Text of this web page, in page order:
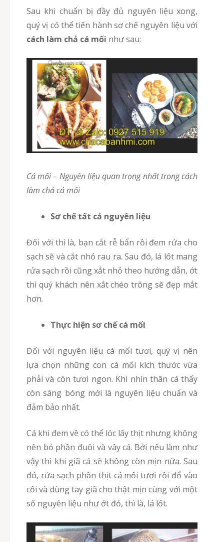
Sau khi chuẩn bị đầy đủ nguyên liệu xong,
quý vị có thể tiến hành sơ chế nguyên liệu với
cách làm chả cá mối như sau:
Cá mối – Nguyên liệu quan trọng nhất trong cách
làm chả cá mối
Sơ chế tất cả nguyên liệu
Đối với thì là, bạn cắt rễ bẩn rồi đem rửa cho
sạch sẽ và cắt nhỏ rau ra. Sau đó, lá lốt mang
rửa sạch rồi cũng xắt nhỏ theo hướng dẫn, ớt
thì quý khách nên xắt chéo trông sẽ đẹp mắt
hơn.
Thực hiện sơ chế cá mối
Đối với nguyên liệu cá mối tươi, quý vị nên
lựa chọn những con cá mối kích thước vừa
phải và còn tươi ngon. Khi nhìn thân cá thấy
còn sáng bóng mới là nguyên liệu chuẩn và
đảm bảo nhất.
Cá khi đem về có thể lóc lấy thịt nhưng không
nên bỏ phần đuôi và vây cá. Bởi nếu làm như
vậy thì khi giã cá sẽ không còn mịn nữa. Sau
đó, rửa sạch phần thịt cá mối tươi rồi đổ vào
cối và dùng tay giã cho thật mịn cùng với một
số nguyên liệu như ớt đỏ, thì là, lá lốt.